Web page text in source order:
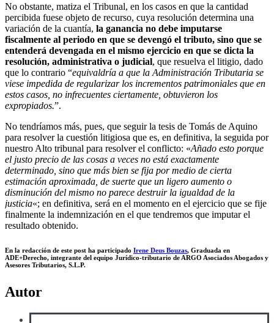
No obstante, matiza el Tribunal, en los casos en que la cantidad
percibida fuese objeto de recurso, cuya resolución determina una
variación de la cuantía, la ganancia no debe imputarse
fiscalmente al periodo en que se devengó el tributo, sino que se
entenderá devengada en el mismo ejercicio en que se dicta la
resolución, administrativa o judicial, que resuelva el litigio, dado
que lo contrario “equivaldría a que la Administración Tributaria se
viese impedida de regularizar los incrementos patrimoniales que en
estos casos, no infrecuentes ciertamente, obtuvieron los
expropiados.”.
No tendríamos más, pues, que seguir la tesis de Tomás de Aquino
para resolver la cuestión litigiosa que es, en definitiva, la seguida por
nuestro Alto tribunal para resolver el conflicto: «Añado esto porque
el justo precio de las cosas a veces no está exactamente
determinado, sino que más bien se fija por medio de cierta
estimación aproximada, de suerte que un ligero aumento o
disminución del mismo no parece destruir la igualdad de la
justicia«; en definitiva, será en el momento en el ejercicio que se fije
finalmente la indemnización en el que tendremos que imputar el
resultado obtenido.
En la redacción de este post ha participado Irene Deus Bouzas, Graduada en
ADE+Derecho, integrante del equipo Jurídico-tributario de ARGO Asociados Abogados y
Asesores Tributarios, S.L.P.
Autor